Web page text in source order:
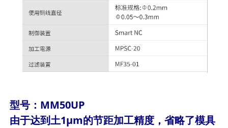
型号：MM50UP
由于达到土1μm的节距加工精度，省略了模具